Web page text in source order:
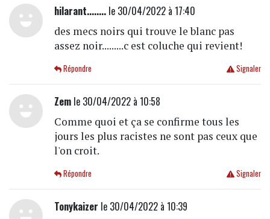
hilarant........le 30/04/2022 à 17:40
des mecs noirs qui trouve le blanc pas
assez noir.........c est coluche qui revient!
Signaler
Répondre
Zemle 30/04/2022 à 10:58
Comme quoi et ça se confirme tous les
jours les plus racistes ne sont pas ceux que
l'on croit.
Signaler
Répondre
Tonykaizer le 30/04/2022 à 10:39